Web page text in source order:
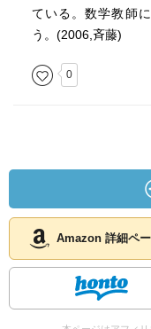
ている。数学教師
う。(2006,斉藤)
0
Amazon 詳細ペ